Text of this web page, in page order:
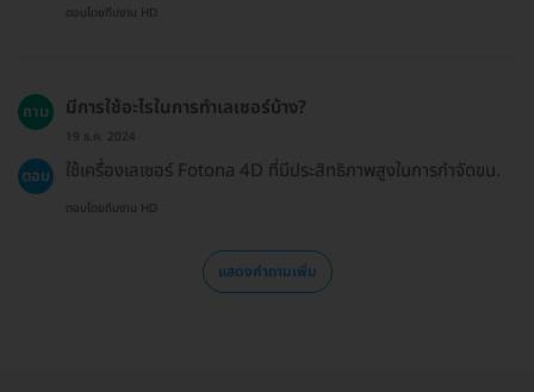
ตอบโดยทีมงาน HD
ถาม มีการใช้อะไรในการทำเลเซอร์บ้าง?
19 ธ.ค. 2024
ตอบ ใช้เครื่องเลเซอร์ Fotona 4D ที่มีประสิทธิภาพสูงในการกำจัดขน.
ตอบโดยทีมงาน HD
แสดงคำถามเพิ่ม